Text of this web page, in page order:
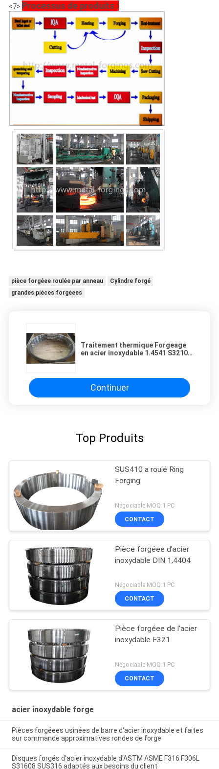
<7> Processus de produits :
pièce forgéee roulée par anneau
Cylindre forgé
grandes pièces forgéees
Traitement thermique Forgeage
en acier inoxydable 1.4541 S32100
Continuer
Top Produits
SUS410 a roulé Ring
Forging
Négociable MOQ:1 PC
CONTACT
Pièce forgéee d'acier
inoxydable DIN 1,4404
Négociable MOQ:1 PC
CONTACT
Pièce forgéee de l'acier
inoxydable F321
Négociable MOQ:1 PC
CONTACT
acier inoxydable forge
Pièces forgéees usinées de barre d'acier inoxydable et faites
sur commande approximatives rondes de forge
Disques forgés d'acier inoxydable d'ASTM ASME F316 F306L
S31608 SUS316 adaptés aux besoins du client